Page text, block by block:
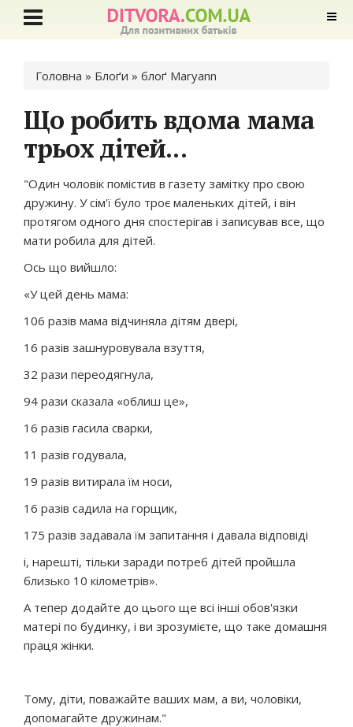
Ви є тут
Головна » Блоґи » блоґ Maryann
Що робить вдома мама
трьох дітей...
"Один чоловік помістив в газету замітку про свою
дружину. У сім'ї було троє маленьких дітей, і він
протягом одного дня спостерігав і записував все, що
мати робила для дітей.
Ось що вийшло:
«У цей день мама:
106 разів мама відчиняла дітям двері,
16 разів зашнуровувала взуття,
32 рази переодягнула,
94 рази сказала «облиш це»,
16 разів гасила сварки,
11 разів годувала,
19 разів витирала їм носи,
16 разів садила на горщик,
175 разів задавала їм запитання і давала відповіді
і, нарешті, тільки заради потреб дітей пройшла
близько 10 кілометрів».
А тепер додайте до цього ще всі інші обов'язки
матері по будинку, і ви зрозумієте, що таке домашня
праця жінки.
Тому, діти, поважайте ваших мам, а ви, чоловіки,
допомагайте дружинам."